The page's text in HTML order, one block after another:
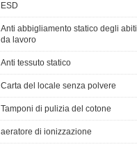
ESD
Anti abbigliamento statico degli abiti
da lavoro
Anti tessuto statico
Carta del locale senza polvere
Tamponi di pulizia del cotone
aeratore di ionizzazione